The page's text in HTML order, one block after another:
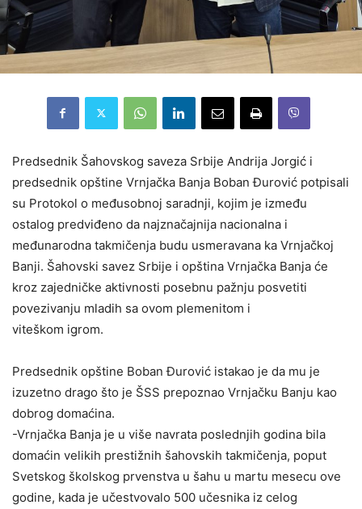
Predsednik Šahovskog saveza Srbije Andrija Jorgić i
predsednik opštine Vrnjačka Banja Boban Đurović potpisali
su Protokol o međusobnoj saradnji, kojim je između
ostalog predviđeno da najznačajnija nacionalna i
međunarodna takmičenja budu usmeravana ka Vrnjačkoj
Banji. Šahovski savez Srbije i opština Vrnjačka Banja će
kroz zajedničke aktivnosti posebnu pažnju posvetiti
povezivanju mladih sa ovom plemenitom i
viteškom igrom.
Predsednik opštine Boban Đurović istakao je da mu je
izuzetno drago što je ŠSS prepoznao Vrnjačku Banju kao
dobrog domaćina.
-Vrnjačka Banja je u više navrata poslednjih godina bila
domaćin velikih prestižnih šahovskih takmičenja, poput
Svetskog školskog prvenstva u šahu u martu mesecu ove
godine, kada je učestvovalo 500 učesnika iz celog